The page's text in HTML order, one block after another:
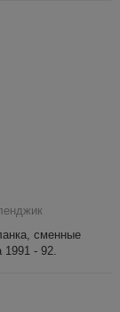
сменные
- 92.